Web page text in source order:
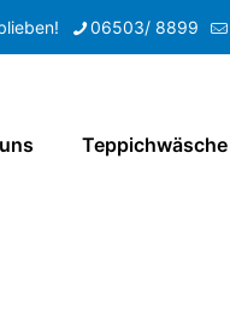
06503/ 8899
Teppichwäsche